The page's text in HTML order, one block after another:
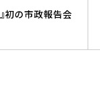
初の市政報告会